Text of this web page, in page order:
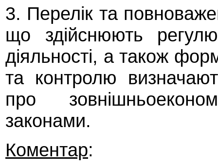
3. Перелік та
що здійснюють
діяльності, а також
та контролю
про
законами.
Коментар: